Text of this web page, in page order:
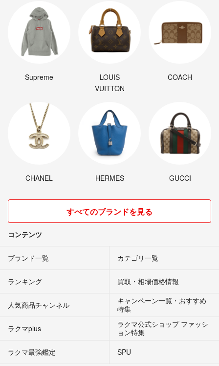
Supreme
LOUIS
VUITTON
COACH
CHANEL HERMES GUCCI
すべてのブランドを見る
コンテンツ
ブランド一覧 カテゴリ一覧
ランキング 買取・相場価格情報
人気商品チャンネル
キャンペーン一覧・おすすめ
特集
ラクマplus
ラクマ公式ショップ ファッシ
ョン特集
ラクマ最強鑑定
SPU